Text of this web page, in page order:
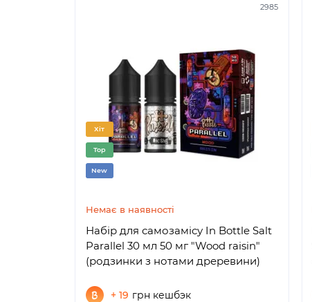
2985
Хіт
Top
New
Немає в наявності
Набір для самозамісу In Bottle Salt
Parallel 30 мл 50 мг "Wood raisin"
(родзинки з нотами дреревини)
+ 19 грн кешбэк